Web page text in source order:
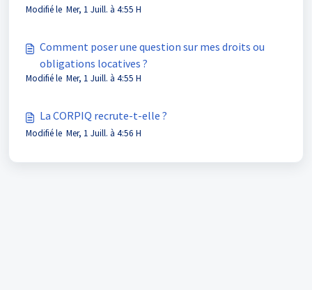
Modifié le Mer, 1 Juill. à 4:55 H
Comment poser une question sur mes droits ou
obligations locatives ?
Modifié le Mer, 1 Juill. à 4:55 H
La CORPIQ recrute-t-elle ?
Modifié le Mer, 1 Juill. à 4:56 H